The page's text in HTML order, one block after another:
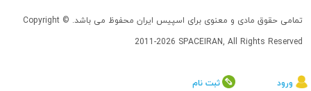
تمامی حقوق مادی و معنوی برای اسپیس ایران محفوظ می باشد. Copyright ©
2011-2026 SPACEIRAN, All Rights Reserved
ورود ثبت نام